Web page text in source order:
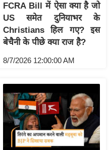
FCRA Bill में ऐसा क्या है जो
US समेत दुनियाभर के
Christians हिल गए? इस
बेचैनी के पीछे क्या राज है?
8/7/2026 12:00:00 AM